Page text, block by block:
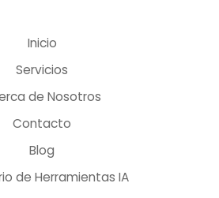
Inicio
Servicios
de Nosotros
Contacto
Blog
de Herramientas IA